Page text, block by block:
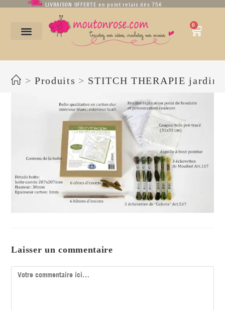
LIVRAISON OFFERTE en point relais dès 75€
0
> Produits > STITCH THERAPIE jardin
Laisser un commentaire